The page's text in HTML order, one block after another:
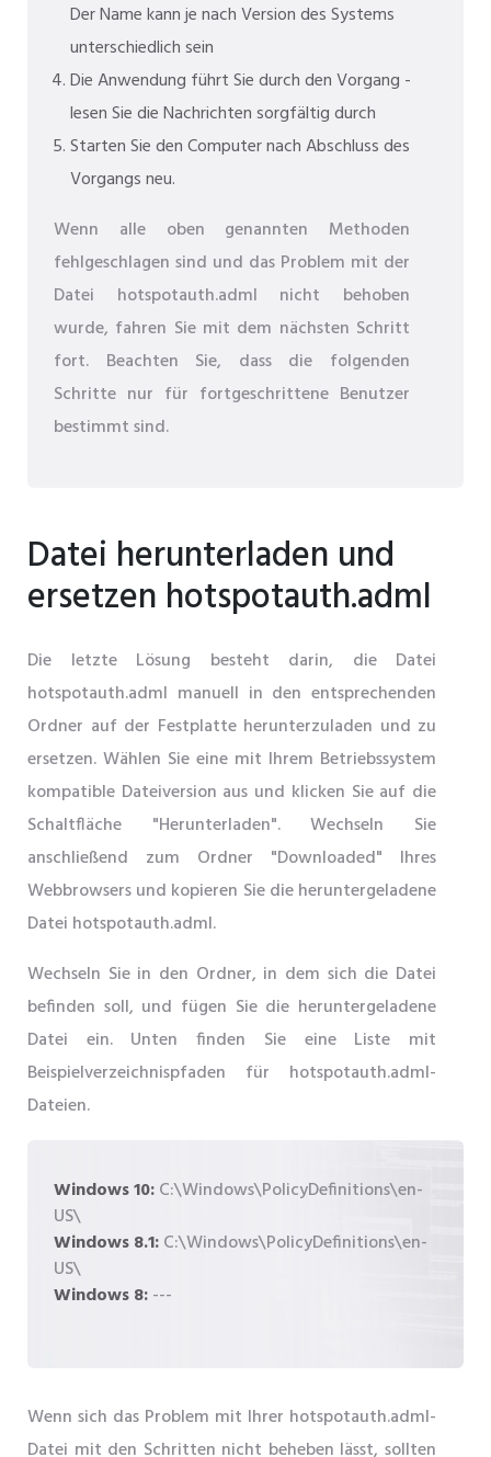
Der Name kann je nach Version des Systems
unterschiedlich sein
Die Anwendung führt Sie durch den Vorgang -
lesen Sie die Nachrichten sorgfältig durch
Starten Sie den Computer nach Abschluss des
Vorgangs neu.
Wenn alle oben genannten Methoden
fehlgeschlagen sind und das Problem mit der
Datei hotspotauth.adml nicht behoben
wurde, fahren Sie mit dem nächsten Schritt
fort. Beachten Sie, dass die folgenden
Schritte nur für fortgeschrittene Benutzer
bestimmt sind.
Datei herunterladen und
ersetzen hotspotauth.adml
Die letzte Lösung besteht darin, die Datei
hotspotauth.adml manuell in den entsprechenden
Ordner auf der Festplatte herunterzuladen und zu
ersetzen. Wählen Sie eine mit Ihrem Betriebssystem
kompatible Dateiversion aus und klicken Sie auf die
Schaltfläche "Herunterladen". Wechseln Sie
anschließend zum Ordner "Downloaded" Ihres
Webbrowsers und kopieren Sie die heruntergeladene
Datei hotspotauth.adml.
Wechseln Sie in den Ordner, in dem sich die Datei
befinden soll, und fügen Sie die heruntergeladene
Datei ein. Unten finden Sie eine Liste mit
Beispielverzeichnispfaden für hotspotauth.adml-
Dateien.
Windows 10:C:\Windows\PolicyDefinitions\en-
US\
Windows 8.1:C:\Windows\PolicyDefinitions\en-
US\
Windows 8:---
Wenn sich das Problem mit Ihrer hotspotauth.adml-
Datei mit den Schritten nicht beheben lässt, sollten